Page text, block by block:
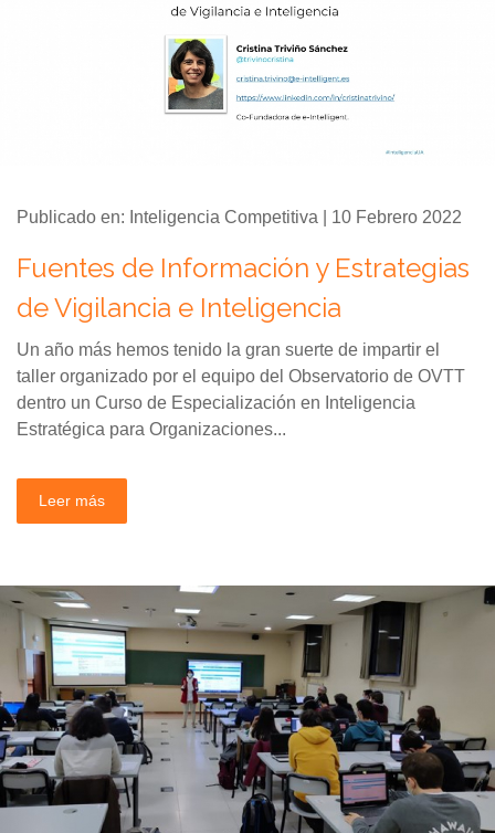
Publicado en: Inteligencia Competitiva | 10 Febrero 2022
Fuentes de Información y Estrategias
de Vigilancia e Inteligencia
Un año más hemos tenido la gran suerte de impartir el
taller organizado por el equipo del Observatorio de OVTT
dentro un Curso de Especialización en Inteligencia
Estratégica para Organizaciones...
Leer más